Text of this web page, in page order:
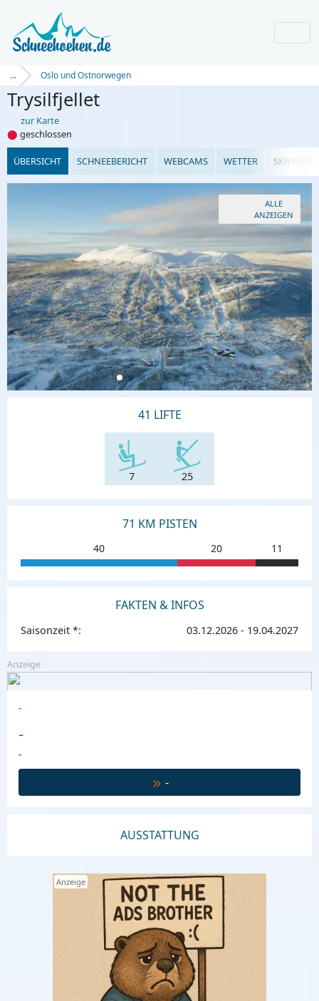
... Oslo und Ostnorwegen
Trysilfjellet
zur Karte
⬤ geschlossen
ÜBERSICHT SCHNEEBERICHT WEBCAMS WETTER
ALLE
ANZEIGEN
41 LIFTE
7 25
71 KM PISTEN
40 20 11
FAKTEN & INFOS
Saisonzeit *: 03.12.2026 - 19.04.2027
Anzeige
-
-
-
-
AUSSTATTUNG
Anzeige